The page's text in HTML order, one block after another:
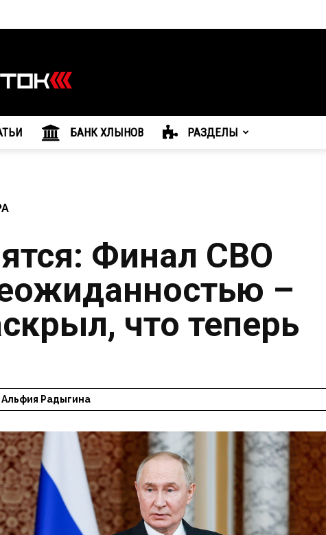
БАНК ХЛЫНОВ РАЗДЕЛЫ
Финал СВО
–
что теперь
Альфия Радыгина